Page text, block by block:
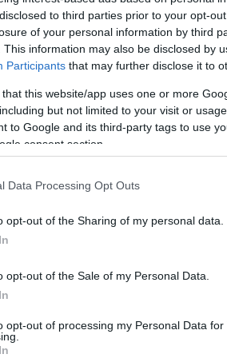
to third parties prior to your opt-
of your personal information by third
This information may also be disclosed by
Participants that may further disclose it to
that this website/app uses one or more
but not limited to your visit or
to Google and its third-party tags to use
consent section.
Data Processing Opt Outs
opt-out of the Sharing of my personal data.
opt-out of the Sale of my Personal Data.
opt-out of processing my Personal Data for
újabb kapcsolódási
illően kapcsolódjanak a
hogy két országos múzeum is
és jelkép. Erdélyi magyar
című tárlattal találkozhatnak a
Éjszakáján változatos
János Dénes kolozsvári költő estje
az érdeklődők az Izgalom
Kultúrpalotától a temesvári
nyílik kiállítás, a Pénzügyőr és
erdélyi mesterségek
készül erre az éjszakára,
többek között Mária Terézia azon